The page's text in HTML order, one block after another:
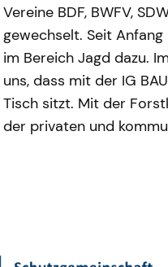
Vereine BDF, BWFV,
gewechselt. Seit
im Bereich Jagd dazu.
uns, dass mit der IG
Tisch sitzt. Mit der
der privaten und